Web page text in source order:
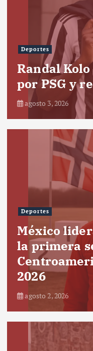
Deportes
Randal
por PSG y
agosto 3, 2026
Deportes
México
la primera
2026
agosto 2, 2026